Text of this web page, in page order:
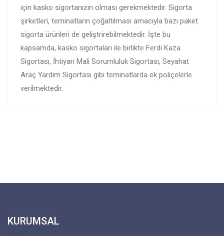
için kasko sigortanızın olması gerekmektedir. Sigorta
şirketleri, teminatların çoğaltılması amacıyla bazı paket
sigorta ürünleri de geliştrirebilmektedir. İşte bu
kapsamda, kasko sigortaları ile birlikte Ferdi Kaza
Sigortası, İhtiyari Mali Sorumluluk Sigortası, Seyahat
Araç Yardım Sigortası gibi teminatlarda ek poliçelerle
verilmektedir.
KURUMSAL